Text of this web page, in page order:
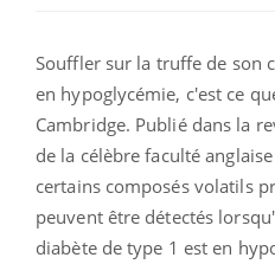
Souffler sur la truffe de son
en hypoglycémie, c'est ce
Cambridge. Publié dans la
de la célèbre faculté
certains composés volatils
peuvent être détectés
diabète de type 1 est en